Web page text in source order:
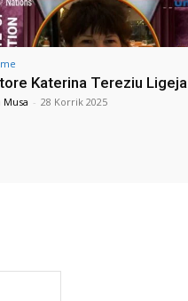
Katerina Tereziu Ligeja
Musa - 28 Korrik 2025